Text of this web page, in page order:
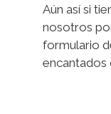
Aún así si
nosotros
formulario
encantados